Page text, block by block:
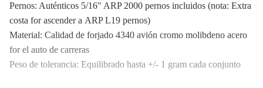
Pernos: Auténticos 5/16" ARP 2000 pernos incluidos (nota: Extra
costa for ascender a ARP L19 pernos)
Material: Calidad de forjado 4340 avión cromo molibdeno acero
for el auto de carreras
Peso de tolerancia: Equilibrado hasta +/- 1 gram cada conjunto